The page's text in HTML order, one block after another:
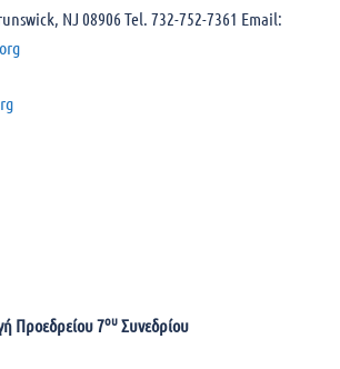
NJ 08906 Tel. 732-752-7361 Email:
7ουΣυνεδρίου